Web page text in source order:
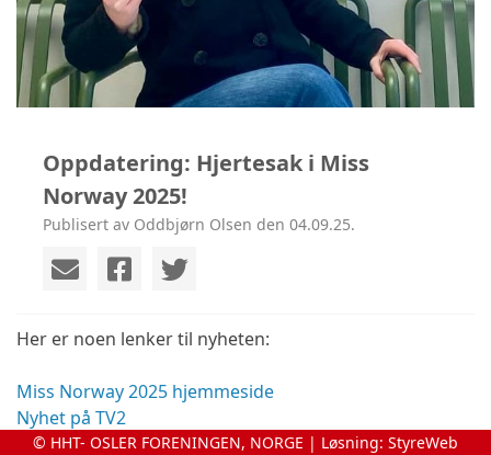
Oppdatering: Hjertesak i Miss
Norway 2025!
Publisert av Oddbjørn Olsen den 04.09.25.
Her er noen lenker til nyheten:
Miss Norway 2025 hjemmeside
Nyhet på TV2
© HHT- OSLER FORENINGEN, NORGE | Løsning: StyreWeb